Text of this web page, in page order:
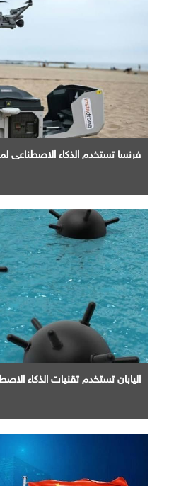
فرنسا تستخدم الذكاء الاصطناعي
اليابان تستخدم تقنيات الذكاء